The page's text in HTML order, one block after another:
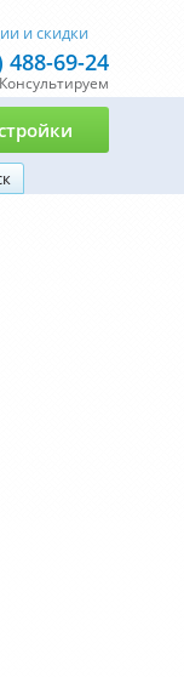
и скидки
488-69-24
Консультируем